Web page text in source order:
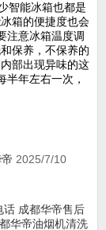
智能冰箱也都是
箱的便捷度也会
注意冰箱温度调
保养，不保养的
部出现异味的这
年左右一次，
2025/7/10
话 成都华帝售后
华帝油烟机清洗